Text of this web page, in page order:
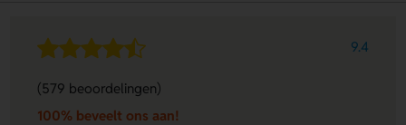
9.4
(579 beoordelingen)
100% beveelt ons aan!